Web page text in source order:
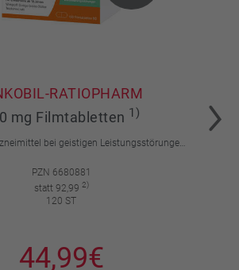
RATIOPHARM
mg Filmtabletten 1)
Pflanzliches Arzneimittel bei geistigen Leistungsstörungen und Durchblutungsstörungen.
PZN 6680881
statt 92,99 2)
120 ST
44,99€